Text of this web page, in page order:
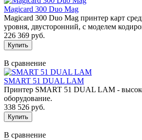
Magicard 300 Duo Mag
Magicard 300 Duo Mag принтер карт
уровня, двусторонний, с моделем
226 369 руб.
В сравнение
SMART 51 DUAL LAM
Принтер SMART 51 DUAL LAM -
оборудование.
338 526 руб.
В сравнение